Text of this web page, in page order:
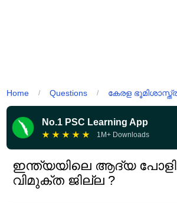
Home / Questions / കേരള
No.1 PSC Learning App
★ ★ ★ ★ ★ 1M+ Downloads
ഇന്ത്യയിലെ ആദ്യ
വിമുക്ത ജില്ല ?